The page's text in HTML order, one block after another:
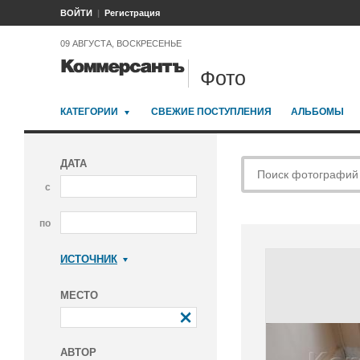
ВОЙТИ Регистрация
09 АВГУСТА, ВОСКРЕСЕНЬЕ
Фото
КАТЕГОРИИ СВЕЖИЕ ПОСТУПЛЕНИЯ АЛЬБОМЫ
ДАТА
с
по
ИСТОЧНИК
МЕСТО
АВТОР